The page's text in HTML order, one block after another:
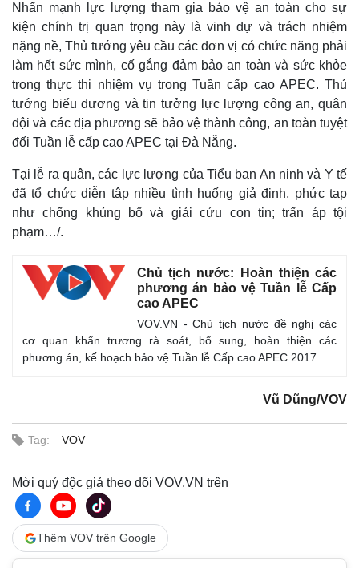
Nhấn mạnh lực lượng tham gia bảo vệ an toàn cho sự
kiện chính trị quan trọng này là vinh dự và trách nhiệm
nặng nề, Thủ tướng yêu cầu các đơn vị có chức năng phải
làm hết sức mình, cố gắng đảm bảo an toàn và sức khỏe
trong thực thi nhiệm vụ trong Tuần cấp cao APEC. Thủ
tướng biểu dương và tin tưởng lực lượng công an, quân
đội và các địa phương sẽ bảo vệ thành công, an toàn tuyệt
đối Tuần lễ cấp cao APEC tại Đà Nẵng.
Tại lễ ra quân, các lực lượng của Tiểu ban An ninh và Y tế
đã tổ chức diễn tập nhiều tình huống giả định, phức tạp
như chống khủng bố và giải cứu con tin; trấn áp tội
phạm…/.
Chủ tịch nước: Hoàn thiện các
phương án bảo vệ Tuần lễ Cấp
cao APEC
VOV.VN - Chủ tịch nước đề nghị các
cơ quan khẩn trương rà soát, bổ sung, hoàn thiện các
phương án, kế hoạch bảo vệ Tuần lễ Cấp cao APEC 2017.
Vũ Dũng/VOV
Tag: VOV
Mời quý độc giả theo dõi VOV.VN trên
Thêm VOV trên Google